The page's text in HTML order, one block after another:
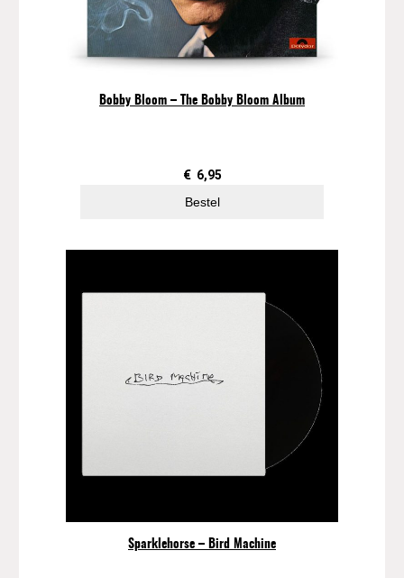
n
t
a
l
Bobby Bloom – The Bobby Bloom Album
€ 6,95
Bestel
Sparklehorse – Bird Machine